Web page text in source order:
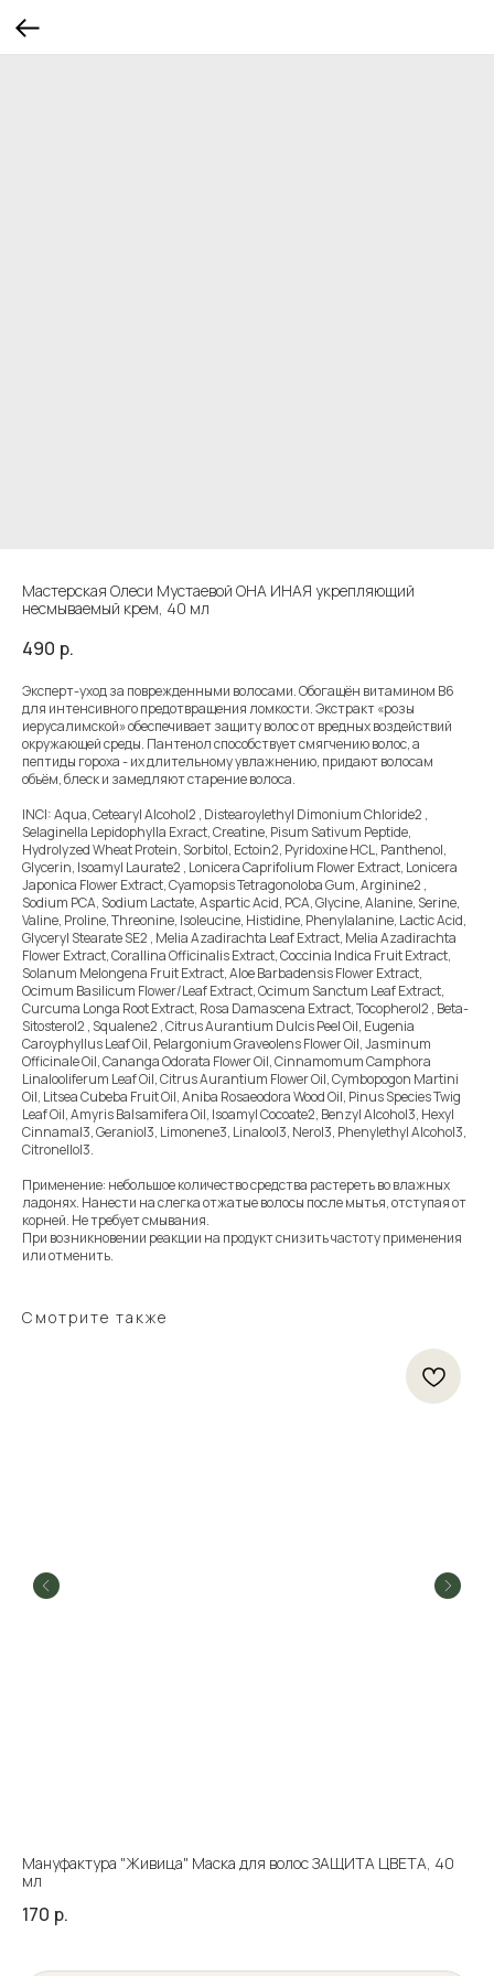
Мастерская Олеси Мустаевой ОНА ИНАЯ укрепляющий
несмываемый крем, 40 мл
490 р.
Эксперт-уход за поврежденными волосами. Обогащён витамином В6
для интенсивного предотвращения ломкости. Экстракт «розы
иерусалимской» обеспечивает защиту волос от вредных воздействий
окружающей среды. Пантенол способствует смягчению волос, а
пептиды гороха - их длительному увлажнению, придают волосам
объём, блеск и замедляют старение волоса.
INCI: Aqua, Cetearyl Alcohol2 , Distearoylethyl Dimonium Chloride2 ,
Selaginella Lepidophylla Exract, Creatine, Pisum Sativum Peptide,
Hydrolyzed Wheat Protein, Sorbitol, Ectoin2, Pyridoxine HCL, Panthenol,
Glycerin, Isoamyl Laurate2 , Lonicera Caprifolium Flower Extract, Lonicera
Japonica Flower Extract, Cyamopsis Tetragonoloba Gum, Argininе2 ,
Sodium PCA, Sodium Lactate, Aspartic Acid, PCA, Glycine, Alanine, Serine,
Valine, Proline, Threonine, Isoleucine, Histidine, Phenylalanine, Lactic Acid,
Glyceryl Stearate SE2 , Melia Azadirachta Leaf Extract, Melia Azadirachta
Flower Extract, Corallina Officinalis Extract, Coccinia Indica Fruit Extract,
Solanum Melongena Fruit Extract, Aloe Barbadensis Flower Extract,
Ocimum Basilicum Flower/Leaf Extract, Ocimum Sanctum Leaf Extract,
Curcuma Longa Root Extract, Rosa Damascena Extract, Tocopherol2 , Beta-
Sitosterol2 , Squalene2 , Citrus Aurantium Dulcis Peel Oil, Eugenia
Caroyphyllus Leaf Oil, Pelargonium Graveolens Flower Oil, Jasminum
Officinale Oil, Cananga Odorata Flower Oil, Cinnamomum Camphora
Linalooliferum Leaf Oil, Citrus Aurantium Flower Oil, Cymbopogon Martini
Oil, Litsea Cubeba Fruit Oil, Aniba Rosaeodora Wood Oil, Pinus Species Twig
Leaf Oil, Amyris Balsamifera Oil, Isoamyl Cocoate2, Benzyl Alcohol3, Hexyl
Cinnamal3, Geraniol3, Limonene3, Linalool3, Nerol3, Phenylethyl Alcohol3,
Citronellol3.
Применение: небольшое количество средства растереть во влажных
ладонях. Нанести на слегка отжатые волосы после мытья, отступая от
корней. Не требует смывания.
При возникновении реакции на продукт снизить частоту применения
или отменить.
Смотрите также
Мануфактура "Живица" Маска для волос ЗАЩИТА ЦВЕТА, 40
мл
170 р.